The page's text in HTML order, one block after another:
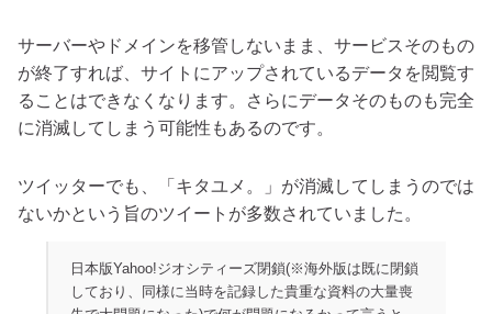
サーバーやドメインを移管しないまま、サービスそのもの
が終了すれば、サイトにアップされているデータを閲覧す
ることはできなくなります。さらにデータそのものも完全
に消滅してしまう可能性もあるのです。
ツイッターでも、「キタユメ。」が消滅してしまうのでは
ないかという旨のツイートが多数されていました。
日本版Yahoo!ジオシティーズ閉鎖(※海外版は既に閉鎖
しており、同様に当時を記録した貴重な資料の大量喪